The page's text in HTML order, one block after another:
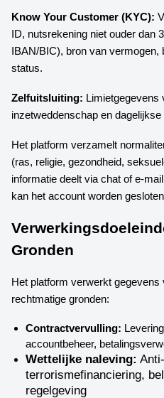
Know Your Customer (KYC):
ID, nutsrekening niet ouder dan
IBAN/BIC), bron van vermogen,
status.
Zelfuitsluiting: Limietgegevens
inzetweddenschap en dagelijkse
Het platform verzamelt
(ras, religie, gezondheid,
informatie deelt via chat of e-
kan het account worden
Gronden
Het platform verwerkt gegevens
rechtmatige gronden:
Contractvervulling:
accountbeheer,
Wettelijke naleving:
terrorismefinanciering,
regelgeving